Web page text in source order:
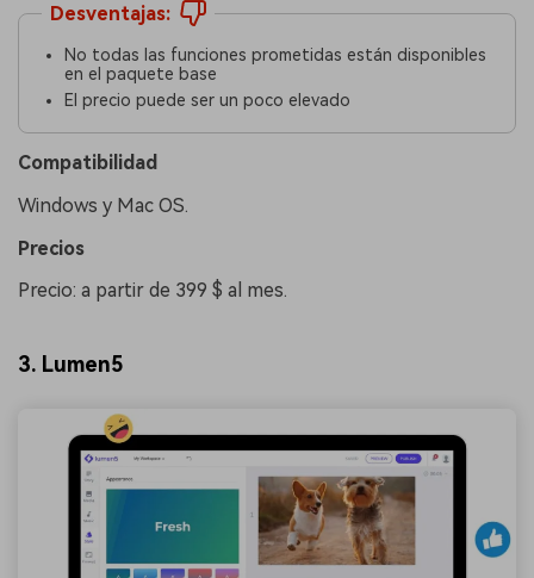
Desventajas:
No todas las funciones prometidas están disponibles
en el paquete base
El precio puede ser un poco elevado
Compatibilidad
Windows y Mac OS.
󠀰Precios󠀲󠀩󠀠󠀥󠀨󠀠󠀦󠀣
Precio: a partir de 399 $ al mes.
3. Lumen5